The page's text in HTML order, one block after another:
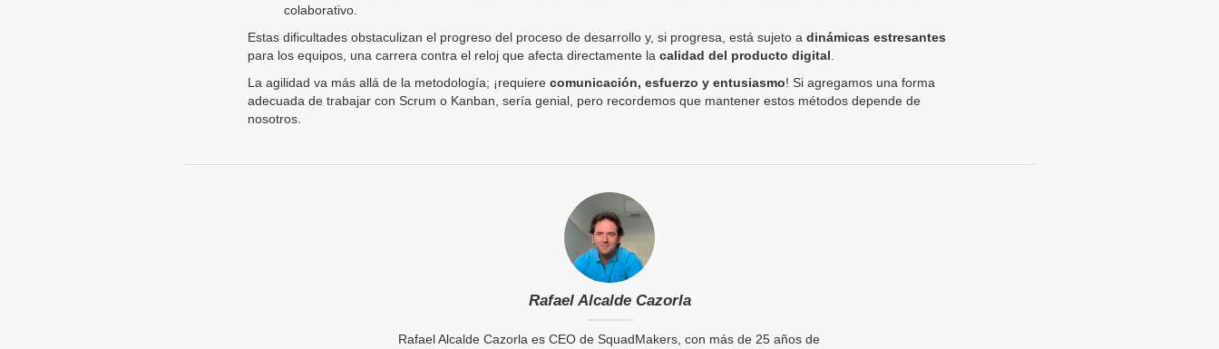
colaborativo.
Estas dificultades obstaculizan el progreso del proceso de desarrollo y, si progresa, está sujeto a dinámicas estresantes
para los equipos, una carrera contra el reloj que afecta directamente la calidad del producto digital
La agilidad va más allá de la metodología; ¡requiere comunicación, esfuerzo y entusiasmo! Si agregamos una forma
adecuada de trabajar con Scrum o Kanban, sería genial, pero recordemos que mantener estos métodos depende de
nosotros.
Rafael Alcalde Cazorla
Rafael Alcalde Cazorla es CEO de SquadMakers, con más de 25 años de